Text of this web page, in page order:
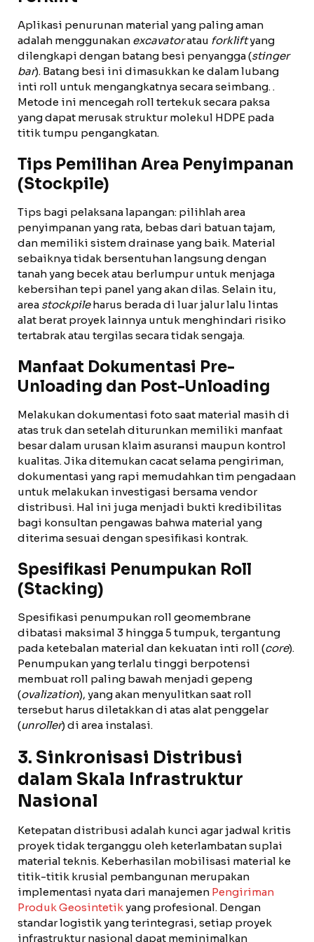
Aplikasi penurunan material yang paling aman
adalah menggunakan excavatoratau forkliftyang
dilengkapi dengan batang besi penyangga (stinger
bar). Batang besi ini dimasukkan ke dalam lubang
inti roll untuk mengangkatnya secara seimbang. .
Metode ini mencegah roll tertekuk secara paksa
yang dapat merusak struktur molekul HDPE pada
titik tumpu pengangkatan.
Tips Pemilihan Area Penyimpanan
(Stockpile)
Tips bagi pelaksana lapangan: pilihlah area
penyimpanan yang rata, bebas dari batuan tajam,
dan memiliki sistem drainase yang baik. Material
sebaiknya tidak bersentuhan langsung dengan
tanah yang becek atau berlumpur untuk menjaga
kebersihan tepi panel yang akan dilas. Selain itu,
area stockpileharus berada di luar jalur lalu lintas
alat berat proyek lainnya untuk menghindari risiko
tertabrak atau tergilas secara tidak sengaja.
Manfaat Dokumentasi Pre-
Unloading dan Post-Unloading
Melakukan dokumentasi foto saat material masih di
atas truk dan setelah diturunkan memiliki manfaat
besar dalam urusan klaim asuransi maupun kontrol
kualitas. Jika ditemukan cacat selama pengiriman,
dokumentasi yang rapi memudahkan tim pengadaan
untuk melakukan investigasi bersama vendor
distribusi. Hal ini juga menjadi bukti kredibilitas
bagi konsultan pengawas bahwa material yang
diterima sesuai dengan spesifikasi kontrak.
Spesifikasi Penumpukan Roll
(Stacking)
Spesifikasi penumpukan roll geomembrane
dibatasi maksimal 3 hingga 5 tumpuk, tergantung
pada ketebalan material dan kekuatan inti roll (core).
Penumpukan yang terlalu tinggi berpotensi
membuat roll paling bawah menjadi gepeng
(ovalization), yang akan menyulitkan saat roll
tersebut harus diletakkan di atas alat penggelar
(unroller) di area instalasi.
3. Sinkronisasi Distribusi
dalam Skala Infrastruktur
Nasional
Ketepatan distribusi adalah kunci agar jadwal kritis
proyek tidak terganggu oleh keterlambatan suplai
material teknis. Keberhasilan mobilisasi material ke
titik-titik krusial pembangunan merupakan
implementasi nyata dari manajemen Pengiriman
Produk Geosintetikyang profesional. Dengan
standar logistik yang terintegrasi, setiap proyek
infrastruktur nasional dapat meminimalkan